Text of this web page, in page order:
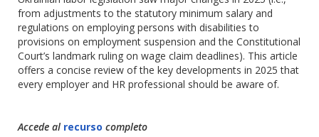
from adjustments to the statutory minimum salary and
regulations on employing persons with disabilities to
provisions on employment suspension and the Constitutional
Court’s landmark ruling on wage claim deadlines). This article
offers a concise review of the key developments in 2025 that
every employer and HR professional should be aware of.
Accede al recurso completo